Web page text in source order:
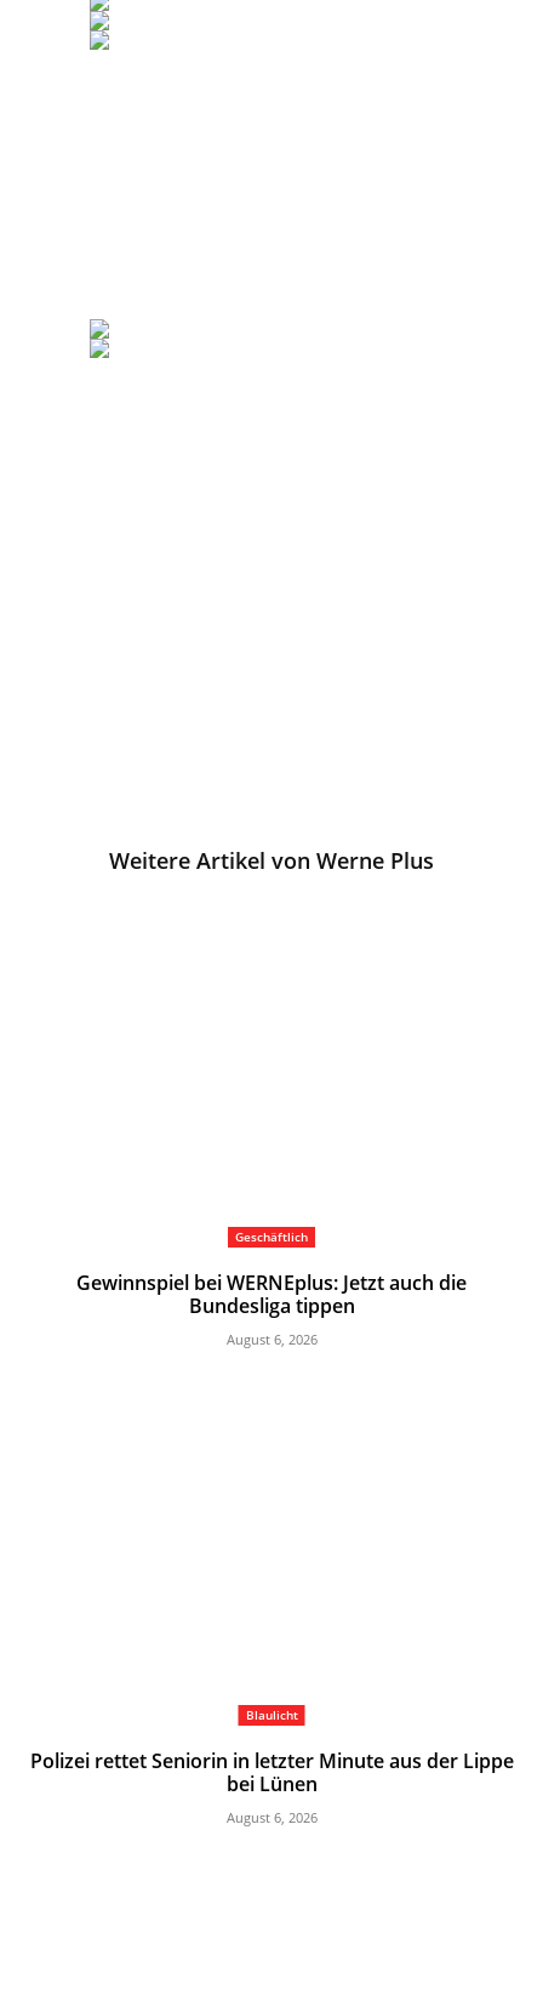
Weitere Artikel von Werne Plus
Geschäftlich
Gewinnspiel bei WERNEplus: Jetzt auch die
Bundesliga tippen
August 6, 2026
Blaulicht
Polizei rettet Seniorin in letzter Minute aus der Lippe
bei Lünen
August 6, 2026